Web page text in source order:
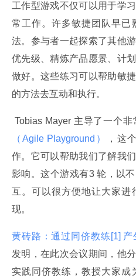
工作型游戏不仅可以用于学
常工作。许多敏捷团队早已
法。参与者一起探索了其他
优先级、精炼产品愿景、计
做好。这些练习可以帮助敏
的方法去互动和执行。
Tobias Mayer 主导了一个
（Agile Playground）
，这
作。它可以帮助我们了解我
影响。这个游戏有3 轮，以
互。可以很方便地让大家进
现。
黄砖路：通过同侪教练[1] 产
发明，在此次会议期间，他
实践同侪教练，教授大家成